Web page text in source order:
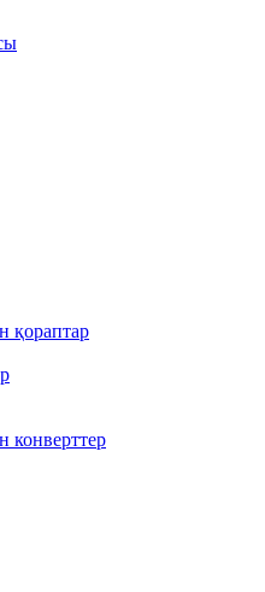
қораптар
конверттер